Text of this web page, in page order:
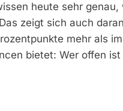
heute sehr
zeigt sich auch
mehr als
bietet: Wer offen